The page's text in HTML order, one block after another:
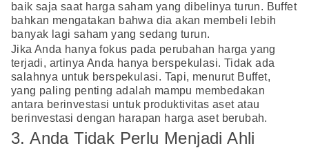
baik saja saat harga saham yang dibelinya turun. Buffet
bahkan mengatakan bahwa dia akan membeli lebih
banyak lagi saham yang sedang turun.
Jika Anda hanya fokus pada perubahan harga yang
terjadi, artinya Anda hanya berspekulasi. Tidak ada
salahnya untuk berspekulasi. Tapi, menurut Buffet,
yang paling penting adalah mampu membedakan
antara berinvestasi untuk produktivitas aset atau
berinvestasi dengan harapan harga aset berubah.
3. Anda Tidak Perlu Menjadi Ahli